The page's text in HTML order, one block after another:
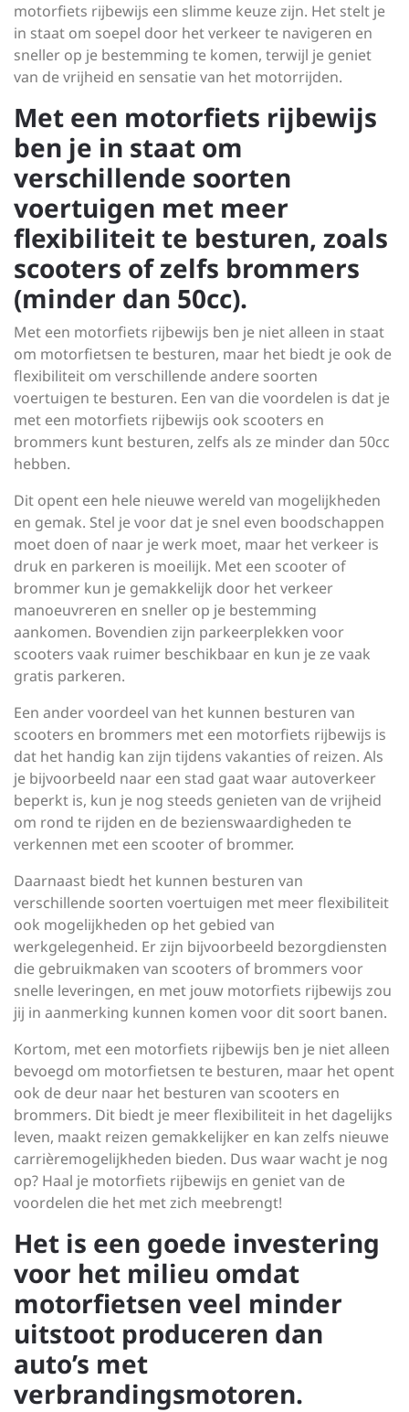
motorfiets rijbewijs een slimme keuze zijn. Het stelt je
in staat om soepel door het verkeer te navigeren en
sneller op je bestemming te komen, terwijl je geniet
van de vrijheid en sensatie van het motorrijden.
Met een motorfiets rijbewijs
ben je in staat om
verschillende soorten
voertuigen met meer
flexibiliteit te besturen, zoals
scooters of zelfs brommers
(minder dan 50cc).
Met een motorfiets rijbewijs ben je niet alleen in staat
om motorfietsen te besturen, maar het biedt je ook de
flexibiliteit om verschillende andere soorten
voertuigen te besturen. Een van die voordelen is dat je
met een motorfiets rijbewijs ook scooters en
brommers kunt besturen, zelfs als ze minder dan 50cc
hebben.
Dit opent een hele nieuwe wereld van mogelijkheden
en gemak. Stel je voor dat je snel even boodschappen
moet doen of naar je werk moet, maar het verkeer is
druk en parkeren is moeilijk. Met een scooter of
brommer kun je gemakkelijk door het verkeer
manoeuvreren en sneller op je bestemming
aankomen. Bovendien zijn parkeerplekken voor
scooters vaak ruimer beschikbaar en kun je ze vaak
gratis parkeren.
Een ander voordeel van het kunnen besturen van
scooters en brommers met een motorfiets rijbewijs is
dat het handig kan zijn tijdens vakanties of reizen. Als
je bijvoorbeeld naar een stad gaat waar autoverkeer
beperkt is, kun je nog steeds genieten van de vrijheid
om rond te rijden en de bezienswaardigheden te
verkennen met een scooter of brommer.
Daarnaast biedt het kunnen besturen van
verschillende soorten voertuigen met meer flexibiliteit
ook mogelijkheden op het gebied van
werkgelegenheid. Er zijn bijvoorbeeld bezorgdiensten
die gebruikmaken van scooters of brommers voor
snelle leveringen, en met jouw motorfiets rijbewijs zou
jij in aanmerking kunnen komen voor dit soort banen.
Kortom, met een motorfiets rijbewijs ben je niet alleen
bevoegd om motorfietsen te besturen, maar het opent
ook de deur naar het besturen van scooters en
brommers. Dit biedt je meer flexibiliteit in het dagelijks
leven, maakt reizen gemakkelijker en kan zelfs nieuwe
carrièremogelijkheden bieden. Dus waar wacht je nog
op? Haal je motorfiets rijbewijs en geniet van de
voordelen die het met zich meebrengt!
Het is een goede investering
voor het milieu omdat
motorfietsen veel minder
uitstoot produceren dan
auto’s met
verbrandingsmotoren.